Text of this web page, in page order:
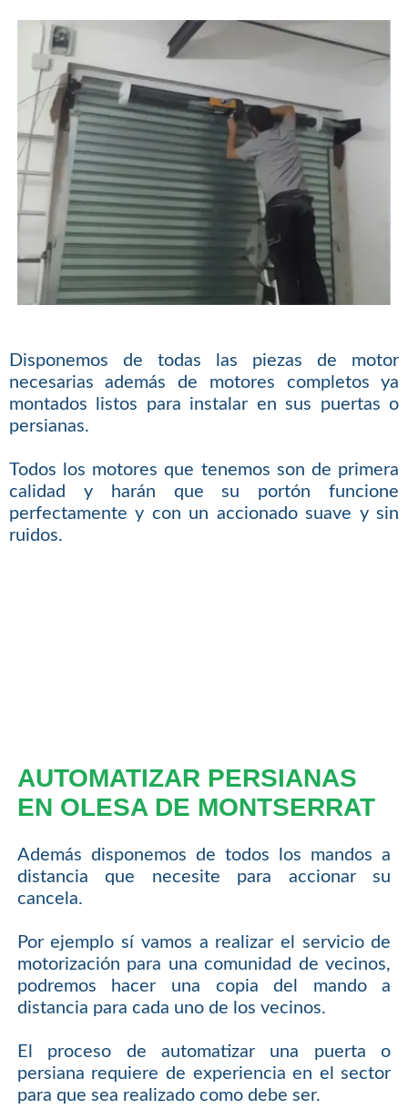
Disponemos de todas las piezas de motor
necesarias además de motores completos ya
montados listos para instalar en sus puertas o
persianas.
Todos los motores que tenemos son de primera
calidad y harán que su portón funcione
perfectamente y con un accionado suave y sin
ruidos.
AUTOMATIZAR PERSIANAS
EN OLESA DE MONTSERRAT
Además disponemos de todos los mandos a
distancia que necesite para accionar su
cancela.
Por ejemplo sí vamos a realizar el servicio de
motorización para una comunidad de vecinos,
podremos hacer una copia del mando a
distancia para cada uno de los vecinos.
El proceso de automatizar una puerta o
persiana requiere de experiencia en el sector
para que sea realizado como debe ser.